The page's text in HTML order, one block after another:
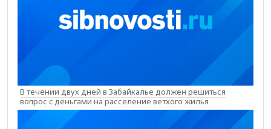
В течении двух дней в Забайкалье должен решиться
вопрос c деньгами на расселение ветхого жилья